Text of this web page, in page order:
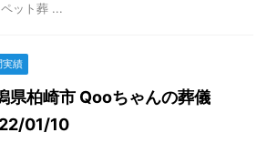
ット葬 ...
実績
県柏崎市 Qooちゃんの葬儀
01/10